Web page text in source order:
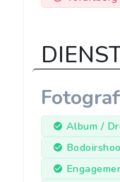
Album /